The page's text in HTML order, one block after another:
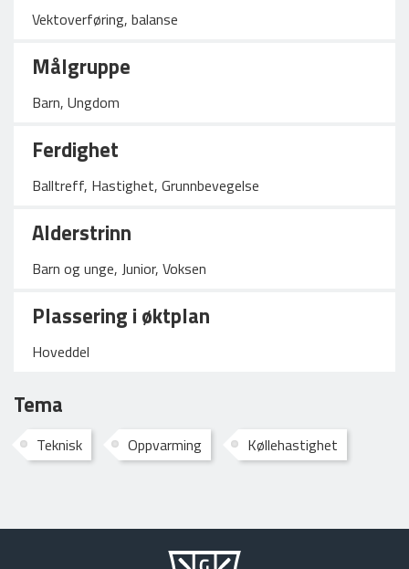
Vektoverføring, balanse
Målgruppe
Barn, Ungdom
Ferdighet
Balltreff, Hastighet, Grunnbevegelse
Alderstrinn
Barn og unge, Junior, Voksen
Plassering i øktplan
Hoveddel
Tema
Teknisk Oppvarming Køllehastighet